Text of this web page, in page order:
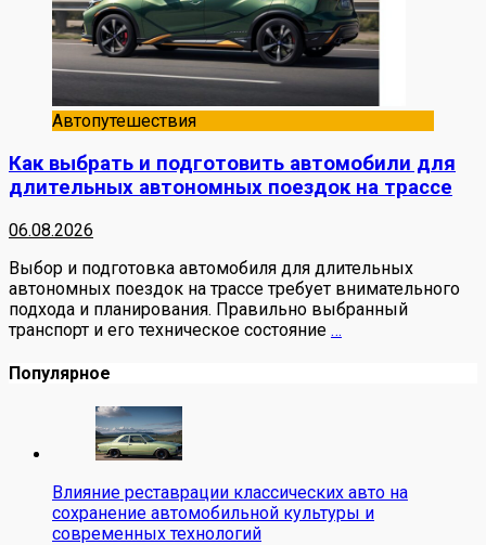
Автопутешествия
Как выбрать и подготовить автомобили для
длительных автономных поездок на трассе
06.08.2026
Выбор и подготовка автомобиля для длительных
автономных поездок на трассе требует внимательного
подхода и планирования. Правильно выбранный
транспорт и его техническое состояние …
Популярное
Влияние реставрации классических авто на
сохранение автомобильной культуры и
современных технологий